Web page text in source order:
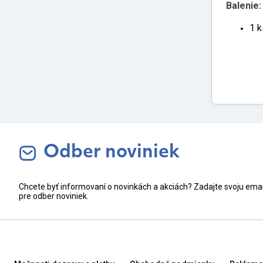
Balenie:
1
Odber noviniek
Chcete byť informovaní o novinkách a akciách? Zadajte svoju
pre odber noviniek.